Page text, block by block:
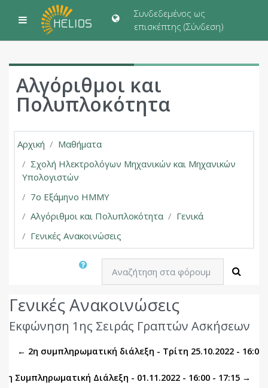
Μετάβαση στο κεντρικό περιεχόμενο
Πλευρικός πίνακας
Συνδεδεμένος ως
επισκέπτης (Σύνδεση)
Αλγόριθμοι και
Πολυπλοκότητα
Αρχική
Μαθήματα
Σχολή Ηλεκτρολόγων Μηχανικών και Μηχανικών
Υπολογιστών
7ο Εξάμηνο ΗΜΜΥ
Αλγόριθμοι και Πολυπλοκότητα
Γενικά
Γενικές Ανακοινώσεις
Γενικές Ανακοινώσεις
Εκφώνηση 1ης Σειράς Γραπτών Ασκήσεων
← 2η συμπληρωματική διάλεξη - Τρίτη 25.10.2022 - 16:00
3η Συμπληρωματική Διάλεξη - 01.11.2022 - 16:00 - 17:15 →